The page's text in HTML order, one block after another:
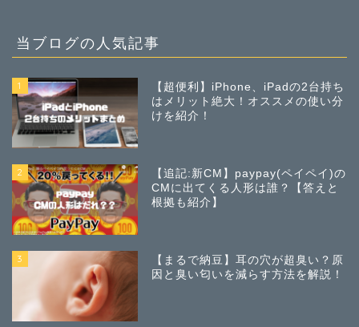
当ブログの人気記事
1
【超便利】iPhone、iPadの2台持ち
はメリット絶大！オススメの使い分
けを紹介！
2
【追記:新CM】paypay(ペイペイ)の
CMに出てくる人形は誰？【答えと
根拠も紹介】
3
【まるで納豆】耳の穴が超臭い？原
因と臭い匂いを減らす方法を解説！